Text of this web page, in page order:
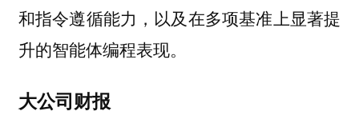
和指令遵循能力，以及在多项基准上显著提
升的智能体编程表现。
大公司财报